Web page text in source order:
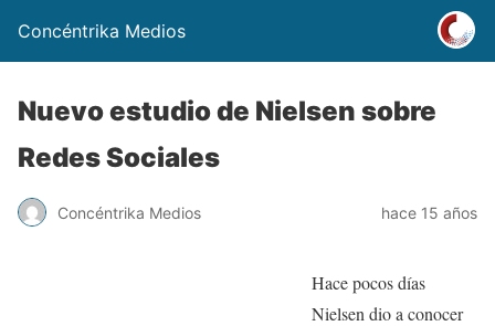
Concéntrika Medios
Nuevo estudio de Nielsen sobre
Redes Sociales
Concéntrika Medios hace 15 años
Hace pocos días
Nielsen dio a conocer